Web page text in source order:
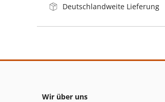
Deutschlandweite Lieferung
Wir über uns